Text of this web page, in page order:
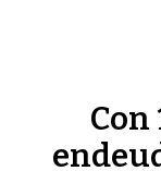
Con